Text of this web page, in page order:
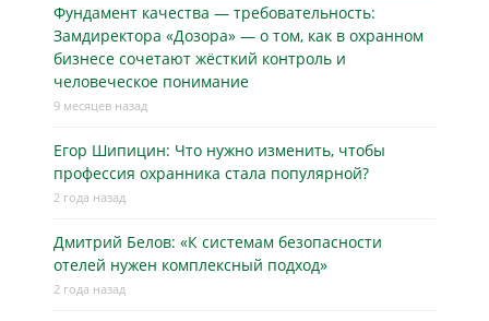
Фундамент качества — требовательность:
Замдиректора «Дозора» — о том, как в охранном
бизнесe сочетают жёсткий контроль и
человеческое понимание
9 месяцев назад
Егор Шипицин: Что нужно изменить, чтобы
профессия охранника стала популярной?
2 года назад
Дмитрий Белов: «К системам безопасности
отелей нужен комплексный подход»
2 года назад